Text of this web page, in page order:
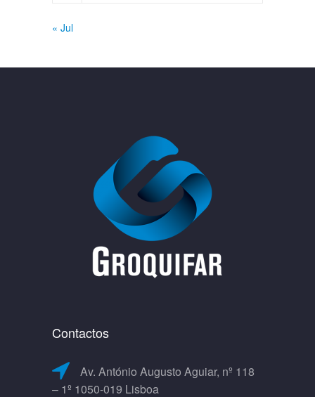
« Jul
Contactos
Av. António Augusto Aguiar, nº 118
– 1º 1050-019 Lisboa